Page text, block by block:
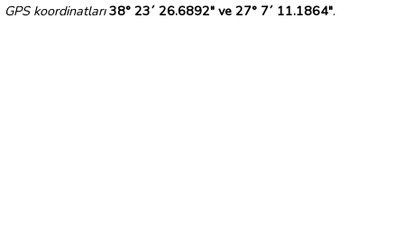
GPS koordinatları 38° 23´ 26.6892" ve 27° 7´ 11.1864".